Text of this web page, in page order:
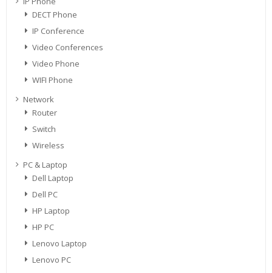
DECT Phone
IP Conference
Video Conferences
Video Phone
WIFI Phone
Network
Router
Switch
Wireless
PC & Laptop
Dell Laptop
Dell PC
HP Laptop
HP PC
Lenovo Laptop
Lenovo PC